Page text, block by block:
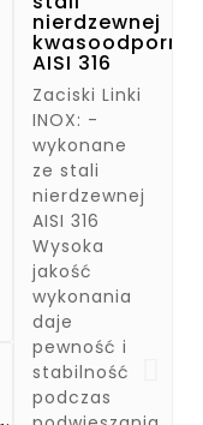
nierdzewnej
kwasoodpornej
AISI 316
Zaciski Linki
INOX: -
wykonane
ze stali
nierdzewnej
AISI 316
Wysoka
jakość
wykonania
daje
pewność i
stabilność
podczas